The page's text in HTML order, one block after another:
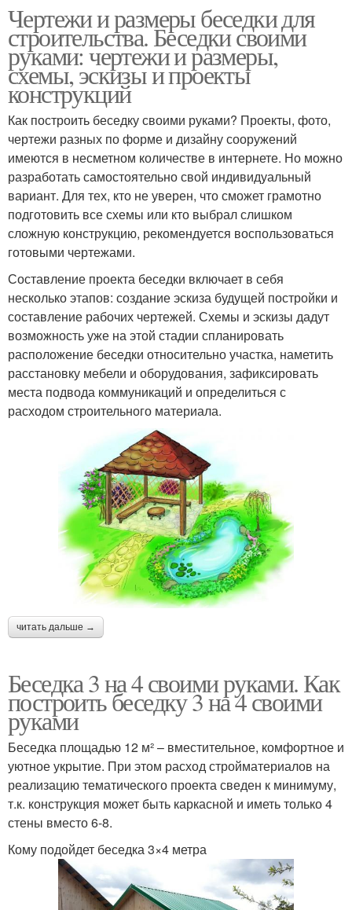
Чертежи и размеры беседки для
строительства. Беседки своими
руками: чертежи и размеры,
схемы, эскизы и проекты
конструкций
Как построить беседку своими руками? Проекты, фото,
чертежи разных по форме и дизайну сооружений
имеются в несметном количестве в интернете. Но можно
разработать самостоятельно свой индивидуальный
вариант. Для тех, кто не уверен, что сможет грамотно
подготовить все схемы или кто выбрал слишком
сложную конструкцию, рекомендуется воспользоваться
готовыми чертежами.
Составление проекта беседки включает в себя
несколько этапов: создание эскиза будущей постройки и
составление рабочих чертежей. Схемы и эскизы дадут
возможность уже на этой стадии спланировать
расположение беседки относительно участка, наметить
расстановку мебели и оборудования, зафиксировать
места подвода коммуникаций и определиться с
расходом строительного материала.
читать дальше →
Беседка 3 на 4 своими руками. Как
построить беседку 3 на 4 своими
руками
Беседка площадью 12 м² – вместительное, комфортное и
уютное укрытие. При этом расход стройматериалов на
реализацию тематического проекта сведен к минимуму,
т.к. конструкция может быть каркасной и иметь только 4
стены вместо 6-8.
Кому подойдет беседка 3×4 метра